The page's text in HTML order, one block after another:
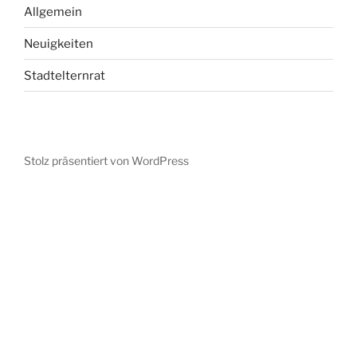
Allgemein
Neuigkeiten
Stadtelternrat
Stolz präsentiert von WordPress